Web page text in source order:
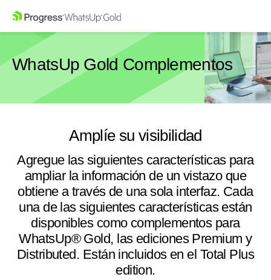
WhatsUp Gold Complementos
Amplíe su visibilidad
Agregue las siguientes características para
ampliar la información de un vistazo que
obtiene a través de una sola interfaz. Cada
una de las siguientes características están
disponibles como complementos para
WhatsUp® Gold, las ediciones Premium y
Distributed. Están incluidos en el Total Plus
edition.